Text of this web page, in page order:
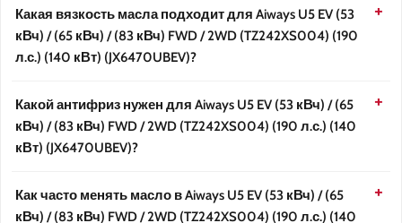
Какая вязкость масла подходит для Aiways U5 EV (53
кВч) / (65 кВч) / (83 кВч) FWD / 2WD (TZ242XS004) (190
л.с.) (140 кВт) (JX6470UBEV)?
Какой антифриз нужен для Aiways U5 EV (53 кВч) / (65
кВч) / (83 кВч) FWD / 2WD (TZ242XS004) (190 л.с.) (140
кВт) (JX6470UBEV)?
Как часто менять масло в Aiways U5 EV (53 кВч) / (65
кВч) / (83 кВч) FWD / 2WD (TZ242XS004) (190 л.с.) (140